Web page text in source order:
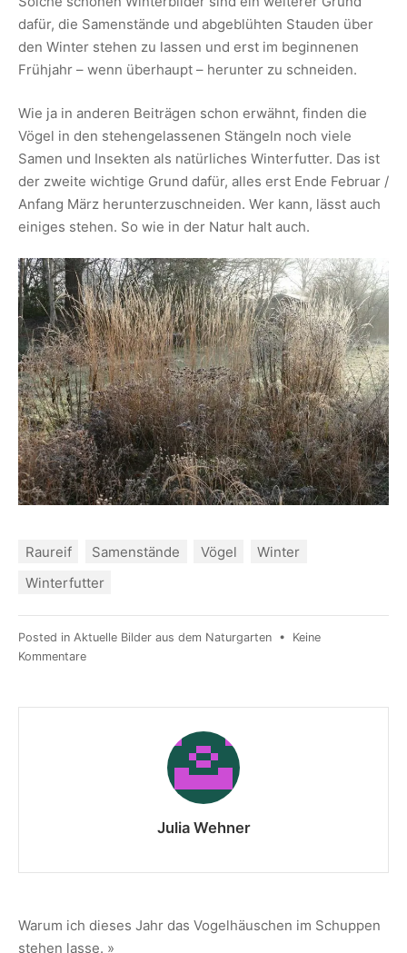
dafür, die Samenstände und abgeblühten Stauden über
den Winter stehen zu lassen und erst im beginnenen
Frühjahr – wenn überhaupt – herunter zu schneiden.
Wie ja in anderen Beiträgen schon erwähnt, finden die
Vögel in den stehengelassenen Stängeln noch viele
Samen und Insekten als natürliches Winterfutter. Das ist
der zweite wichtige Grund dafür, alles erst Ende Februar /
Anfang März herunterzuschneiden. Wer kann, lässt auch
einiges stehen. So wie in der Natur halt auch.
Raureif Samenstände Vögel
Winter
Winterfutter
Posted in Aktuelle Bilder aus dem Naturgarten • Keine
Kommentare
Julia Wehner
Warum ich dieses Jahr das Vogelhäuschen im Schuppen
stehen lasse. »